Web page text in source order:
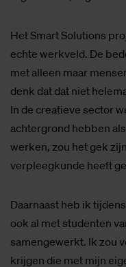
Het Smart Solutions
echte werkveld. De
met alleen maar
denk dat dat niet
In de creatieve sector
achtergrond hebben
werken, zou het gek
verpleegkunde heeft
Daarnaast heb ik
ook al met studenten
samengewerkt. Ik zou
krijgen die met mijn